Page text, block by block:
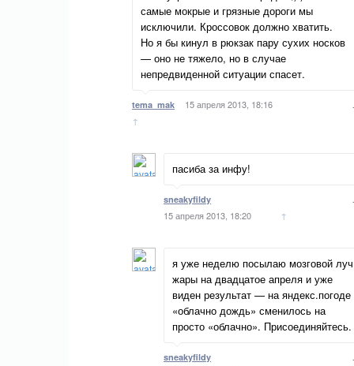
самые мокрые и грязные дороги мы
исключили. Кроссовок должно хватить.
Но я бы кинул в рюкзак пару сухих носков
— оно не тяжело, но в случае
непредвиденной ситуации спасет.
tema_mak 15 апреля 2013, 18:16
↑
пасиба за инфу!
sneakyfildy
15 апреля 2013, 18:20 ↑
я уже неделю посылаю мозговой луч
жары на двадцатое апреля и уже
виден результат — на яндекс.погоде
«облачно дождь» сменилось на
просто «облачно». Присоединяйтесь.
sneakyfildy